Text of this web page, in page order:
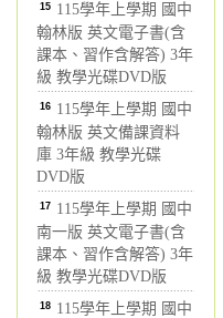
15 115學年上學期 國中
翰林版 英文電子書(含
課本、習作含解答) 3年
級 教學光碟DVD版
16 115學年上學期 國中
翰林版 英文備課資料
庫 3年級 教學光碟
DVD版
17 115學年上學期 國中
南一版 英文電子書(含
課本、習作含解答) 3年
級 教學光碟DVD版
18 115學年上學期 國中